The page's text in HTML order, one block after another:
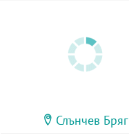
Слънчев Бряг